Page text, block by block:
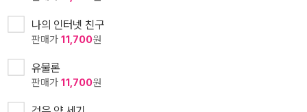
나의 인터넷 친구
판매가 11,700원
유물론
판매가 11,700원